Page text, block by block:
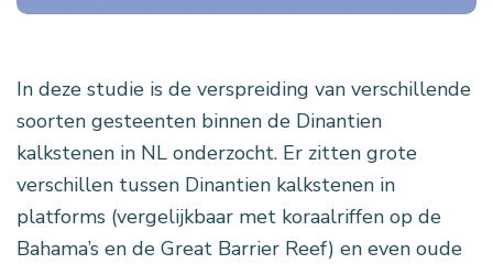
In deze studie is de verspreiding van verschillende
soorten gesteenten binnen de Dinantien
kalkstenen in NL onderzocht. Er zitten grote
verschillen tussen Dinantien kalkstenen in
platforms (vergelijkbaar met koraalriffen op de
Bahama’s en de Great Barrier Reef) en even oude